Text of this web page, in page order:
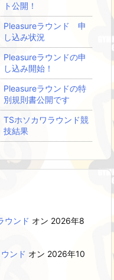
ト公開！
Pleasureラウンド 申
し込み状況
Pleasureラウンドの申
し込み開始！
Pleasureラウンドの特
別規則書公開です
TSホソカワラウンド競
技結果
ウンド オン 2026年8
ンド オン 2026年10